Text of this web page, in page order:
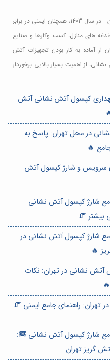
شارژ کپسول آتش نشانی در تهران - در سال 1403، همچنان ایمنی در برابر
های منازل، کسب وکارها و صنایع
از آماده به کار بودن تجهیزات آتش
از اهمیت بسیار بالایی برخوردار
کپسول آتش نشانی آتش
در محل تهران: پاسخ به
🔥
سرویس و شارژ کپسول آتش
شارژ کپسول آتش نشانی
شارژ کپسول آتش نشانی در
🔥
آتش نشانی در تهران: نکات
تهران: راهنمای جامع ایمنی 🧯
شارژ کپسول آتش نشانی 🚒:
گریز تهران